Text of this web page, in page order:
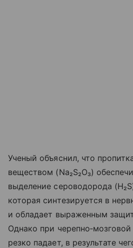
Ученый объяснил, что
веществом (Na₂S₂O₃)
выделение сероводорода
которая синтезируется в
и обладает выраженным
Однако при
резко падает, в результате